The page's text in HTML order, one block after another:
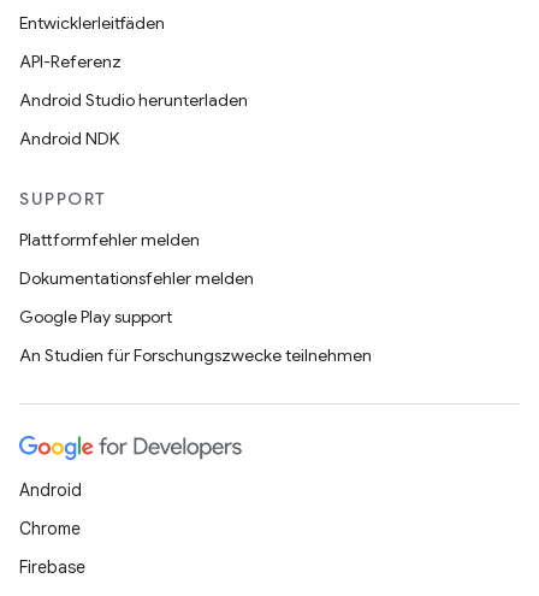
Entwicklerleitfäden
API-Referenz
Android Studio herunterladen
Android NDK
SUPPORT
Plattformfehler melden
Dokumentationsfehler melden
Google Play support
An Studien für Forschungszwecke teilnehmen
Android
Chrome
Firebase